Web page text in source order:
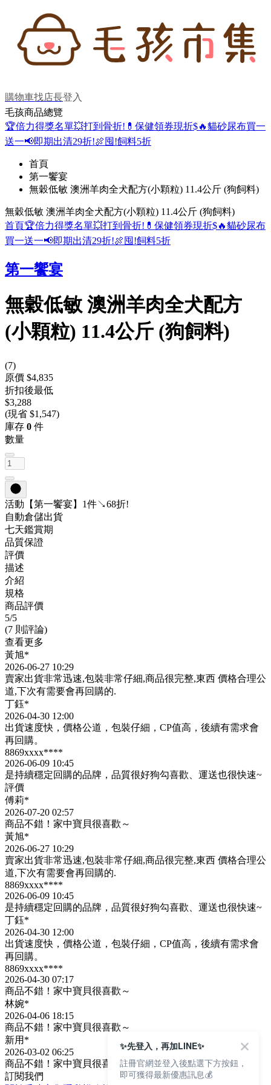
購物車找店長登入
毛孩商品總覽
🏆倍力得獎名單💥打到骨折! 💊保健領券現折$🔥貓砂尿布買一
送一📢即期出清29折!🍖囤!飼料5折
首頁
第一饗宴
無穀低敏 澳洲羊肉全犬配方(小顆粒) 11.4公斤 (狗飼料)
無穀低敏 澳洲羊肉全犬配方(小顆粒) 11.4公斤 (狗飼料)
首頁🏆倍力得獎名單💥打到骨折! 💊保健領券現折$🔥貓砂尿布
買一送一📢即期出清29折!🍖囤!飼料5折
第一饗宴
無穀低敏 澳洲羊肉全犬配方
(小顆粒) 11.4公斤 (狗飼料)
(7)
原價 $4,835
折扣後最低
$3,288
(現省 $1,547)
庫存 0 件
數量
活動 【第一饗宴】1件↘68折!
自動倉儲出貨
七天鑑賞期
品質保證
評價
描述
介紹
規格
商品評價
5/5
(7 則評論)
查看更多
黃旭*
2026-06-27 10:29
賣家出貨非常迅速,包裝非常仔細,商品很完整,東西 價格合理公
道,下次有需要會再回購的.
丁鈺*
2026-04-30 12:00
出貨速度快，價格公道，包裝仔細，CP值高，後續有需求會
再回購。
8869xxxx****
2026-06-09 10:45
是持續穩定回購的品牌，品質很好狗勾喜歡、運送也很快速~
評價
傅莉*
2026-07-20 02:57
商品不錯！家中寶貝很喜歡～
黃旭*
2026-06-27 10:29
賣家出貨非常迅速,包裝非常仔細,商品很完整,東西 價格合理公
道,下次有需要會再回購的.
8869xxxx****
2026-06-09 10:45
是持續穩定回購的品牌，品質很好狗勾喜歡、運送也很快速~
丁鈺*
2026-04-30 12:00
出貨速度快，價格公道，包裝仔細，CP值高，後續有需求會
再回購。
8869xxxx****
2026-04-30 07:17
商品不錯！家中寶貝很喜歡～
林婉*
2026-04-06 18:15
商品不錯！家中寶貝很喜歡～
新用*
2026-03-02 06:25
商品不錯！家中寶貝很喜歡～
訂閱我們
✨先登入，再加LINE✨
註冊官網並登入後點選下方按鈕，
即可獲得最新優惠訊息💰